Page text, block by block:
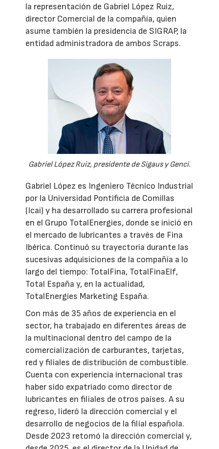
la representación de Gabriel López Ruiz,
director Comercial de la compañía, quien
asume también la presidencia de SIGRAP, la
entidad administradora de ambos Scraps.
Gabriel López Ruiz, presidente de Sigaus y Genci.
Gabriel López es Ingeniero Técnico Industrial
por la Universidad Pontificia de Comillas
(Icai) y ha desarrollado su carrera profesional
en el Grupo TotalEnergies, donde se inició en
el mercado de lubricantes a través de Fina
Ibérica. Continuó su trayectoria durante las
sucesivas adquisiciones de la compañía a lo
largo del tiempo: TotalFina, TotalFinaElf,
Total España y, en la actualidad,
TotalEnergies Marketing España.
Con más de 35 años de experiencia en el
sector, ha trabajado en diferentes áreas de
la multinacional dentro del campo de la
comercialización de carburantes, tarjetas,
red y filiales de distribución de combustible.
Cuenta con experiencia internacional tras
haber sido expatriado como director de
lubricantes en filiales de otros países. A su
regreso, lideró la dirección comercial y el
desarrollo de negocios de la filial española.
Desde 2023 retomó la dirección comercial y,